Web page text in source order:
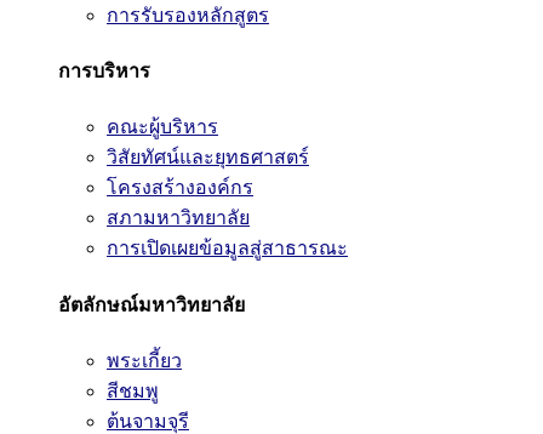
การรับรองหลักสูตร
การบริหาร
คณะผู้บริหาร
วิสัยทัศน์และยุทธศาสตร์
โครงสร้างองค์กร
สภามหาวิทยาลัย
การเปิดเผยข้อมูลสู่สาธารณะ
อัตลักษณ์มหาวิทยาลัย
พระเกี้ยว
สีชมพู
ต้นจามจุรี